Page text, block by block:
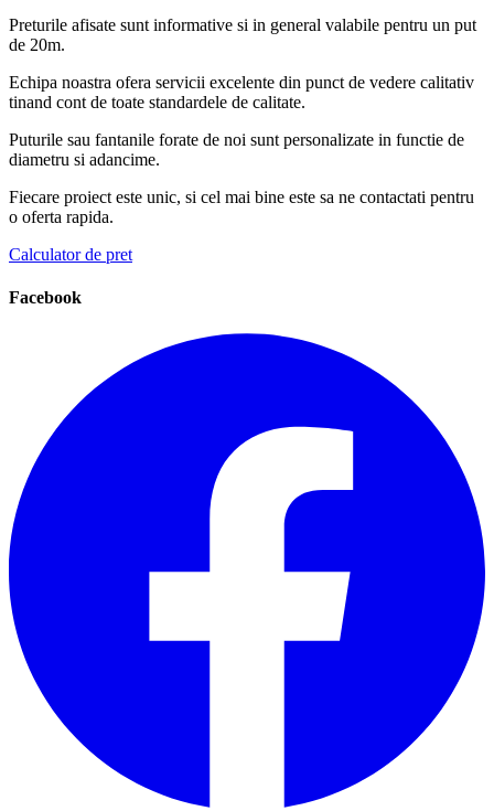
Preturile afisate sunt informative si in general valabile pentru un put
de 20m.
Echipa noastra ofera servicii excelente din punct de vedere calitativ
tinand cont de toate standardele de calitate.
Puturile sau fantanile forate de noi sunt personalizate in functie de
diametru si adancime.
Fiecare proiect este unic, si cel mai bine este sa ne contactati pentru
o oferta rapida.
Calculator de pret
Facebook